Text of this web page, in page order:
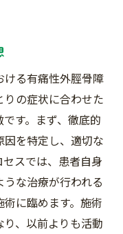
る有痛性外脛骨障
の症状に合わせた
す。まず、徹底的
を特定し、適切な
スでは、患者自身
な治療が行われる
に臨めます。施術
、以前よりも活動